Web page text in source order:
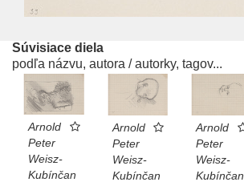
Súvisiace diela
podľa názvu, autora / autorky, tagov...
Arnold
Peter
Weisz-
Kubínčan
Arnold
Peter
Weisz-
Kubínčan
Arnold
Peter
Weisz-
Kubínčan